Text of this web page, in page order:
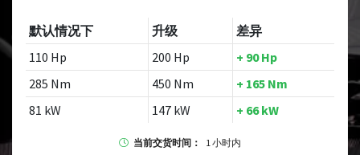
默认情况下 升级
差异
110 Hp
200 Hp
+ 90 Hp
285 Nm
450 Nm
+ 165 Nm
81 kW
147 kW + 66 kW
当前交货时间： 1 小时内